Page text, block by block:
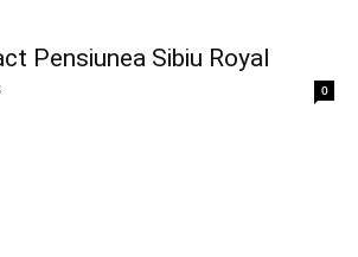
Pensiunea Sibiu Royal
0